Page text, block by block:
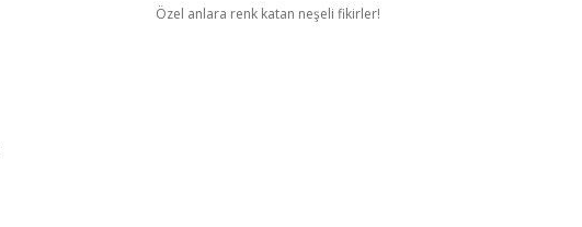
Özel anlara renk katan neşeli fikirler!